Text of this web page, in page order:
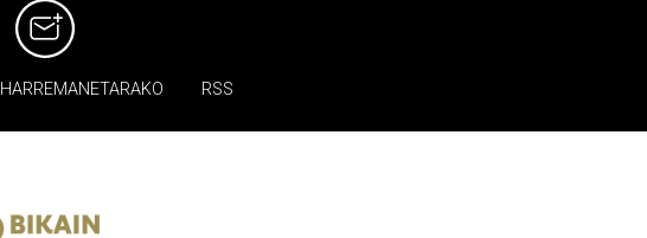
HARREMANETARAKO RSS